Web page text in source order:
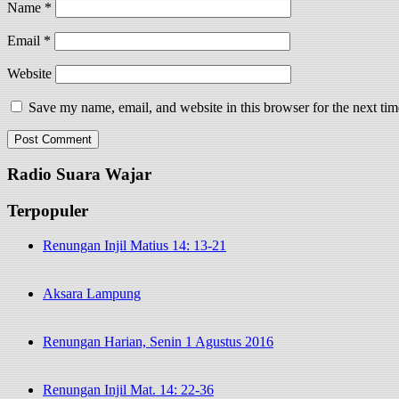
Name *
Email *
Website
Save my name, email, and website in this browser for the next
Radio Suara Wajar
Terpopuler
Renungan Injil Matius 14: 13-21
Aksara Lampung
Renungan Harian, Senin 1 Agustus 2016
Renungan Injil Mat. 14: 22-36